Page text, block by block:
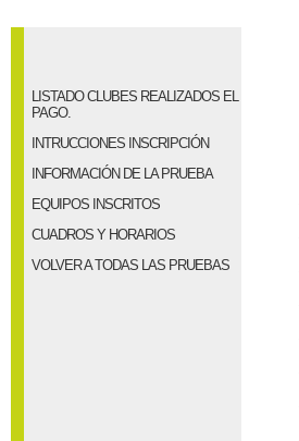
LISTADO CLUBES REALIZADOS EL
PAGO.
INTRUCCIONES INSCRIPCIÓN
INFORMACIÓN DE LA PRUEBA
EQUIPOS INSCRITOS
CUADROS Y HORARIOS
VOLVER A TODAS LAS PRUEBAS